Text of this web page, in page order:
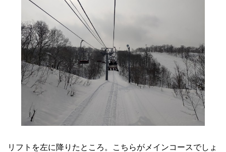
リフトを左に降りたところ。こちらがメインコースでしょ